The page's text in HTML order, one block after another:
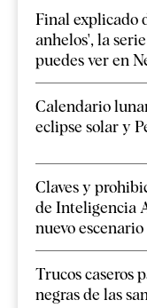
Final explicado
anhelos', la
puedes ver en
Calendario
eclipse solar y
Claves y
de Inteligencia
nuevo
Trucos caseros
negras de las